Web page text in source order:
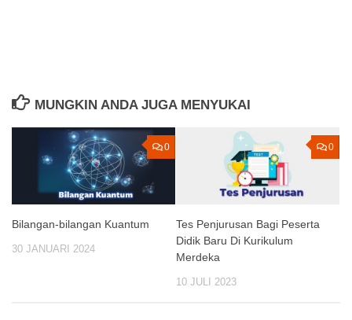
MUNGKIN ANDA JUGA MENYUKAI
0
Bilangan-bilangan Kuantum
30 JANUARI 2024
0
Tes Penjurusan Bagi Peserta
Didik Baru Di Kurikulum
Merdeka
10 JULI 2023